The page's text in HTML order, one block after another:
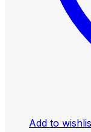
Add to